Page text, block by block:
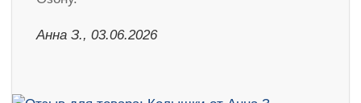
Анна З., 03.06.2026